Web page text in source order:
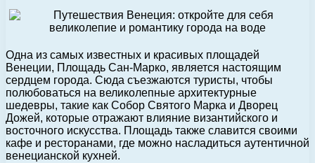
Одна из самых известных и красивых площадей
Венеции, Площадь Сан-Марко, является настоящим
сердцем города. Сюда съезжаются туристы, чтобы
полюбоваться на великолепные архитектурные
шедевры, такие как Собор Святого Марка и Дворец
Дожей, которые отражают влияние византийского и
восточного искусства. Площадь также славится своими
кафе и ресторанами, где можно насладиться аутентичной
венецианской кухней.